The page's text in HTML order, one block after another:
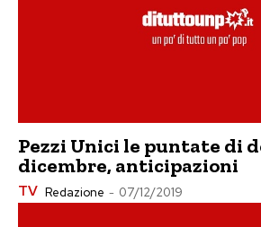
Pezzi Unici le puntate di
dicembre, anticipazioni
TV Redazione - 07/12/2019